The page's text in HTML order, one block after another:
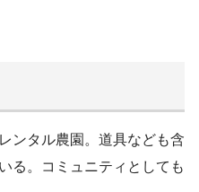
ンタル農園。道具なども含
る。コミュニティとしても